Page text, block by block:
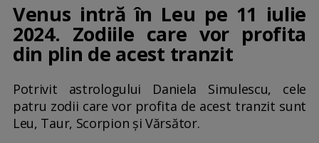
Venus intră în Leu pe 11 iulie
2024. Zodiile care vor profita
din plin de acest tranzit
Potrivit astrologului Daniela Simulescu, cele
patru zodii care vor profita de acest tranzit sunt
Leu, Taur, Scorpion și Vărsător.